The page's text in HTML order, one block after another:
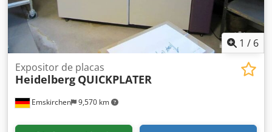
1 / 6
Emskirchen 9,570 km
Expositor de placas
Heidelberg QUICKPLATER